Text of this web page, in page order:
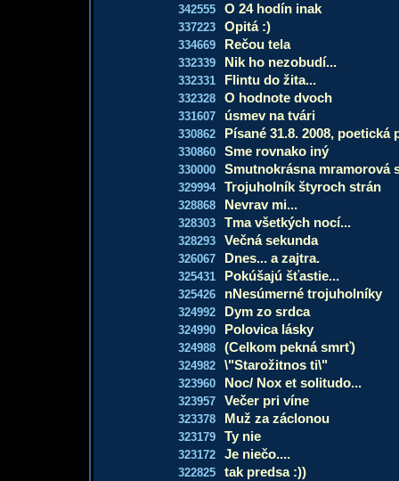
342555 O 24 hodín inak
337223 Opitá :)
334669 Rečou tela
332339 Nik ho nezobudí...
332331 Flintu do žita...
332328 O hodnote dvoch
331607 úsmev na tvári
330862 Písané 31.8. 2008, poetická
330860 Sme rovnako iný
330000 Smutnokrásna mramorová
329994 Trojuholník štyroch strán
328868 Nevrav mi...
328303 Tma všetkých nocí...
328293 Večná sekunda
326067 Dnes... a zajtra.
325431 Pokúšajú šťastie...
325426 nNesúmerné trojuholníky
324992 Dym zo srdca
324990 Polovica lásky
324988 (Celkom pekná smrť)
324982 \"Starožitnos ti\"
323960 Noc/ Nox et solitudo...
323957 Večer pri víne
323378 Muž za záclonou
323179 Ty nie
323172 Je niečo....
322825 tak predsa :))